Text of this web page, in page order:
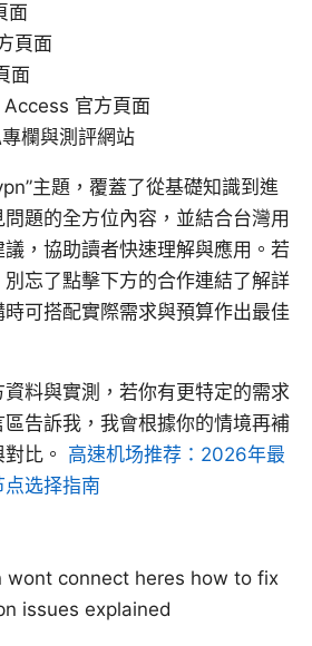
面
頁面
面
官方頁面
欄與測評網站
主題，覆蓋了從基礎知識到進
題的全方位內容，並結合台灣用
，協助讀者快速理解與應用。若
忘了點擊下方的合作連結了解詳
可搭配實際需求與預算作出最佳
料與實測，若你有更特定的需求
告訴我，我會根據你的情境再補
比。 高速机场推荐：2026年最
选择指南
wont connect heres how to fix
issues explained